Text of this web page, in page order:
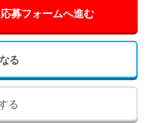
募フォームへ進む
る
る